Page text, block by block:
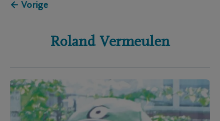
← Vorige
Roland Vermeulen